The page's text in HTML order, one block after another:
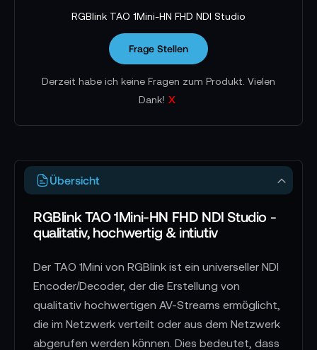
RGBlink TAO 1Mini-HN FHD NDI Studio
Frage Stellen
Derzeit habe ich keine Fragen zum Produkt. Vielen
Dank! x
Übersicht
RGBlink TAO 1Mini-HN FHD NDI Studio -
qualitativ, hochwertig & intiutiv
Der TAO 1Mini von RGBlink ist ein universeller NDI
Encoder/Decoder, der die Erstellung von
qualitativ hochwertigen AV-Streams ermöglicht,
die im Netzwerk verteilt oder aus dem Netzwerk
abgerufen werden können. Dies bedeutet, dass